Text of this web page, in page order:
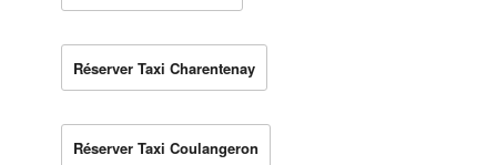
Réserver Taxi Charentenay
Réserver Taxi Coulangeron